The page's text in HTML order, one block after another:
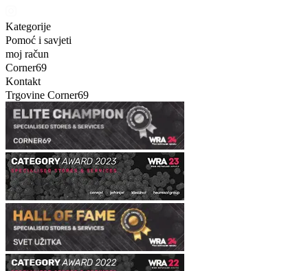
Kategorije
Pomoć i savjeti
moj račun
Corner69
Kontakt
Trgovine Corner69